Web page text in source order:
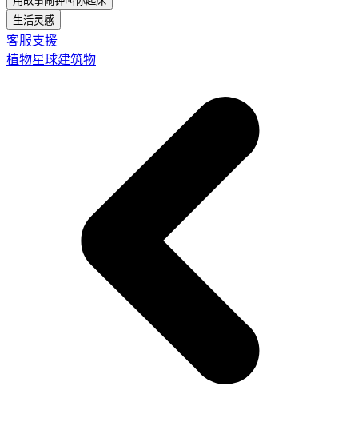
生活灵感
客服支援
植物星球建筑物